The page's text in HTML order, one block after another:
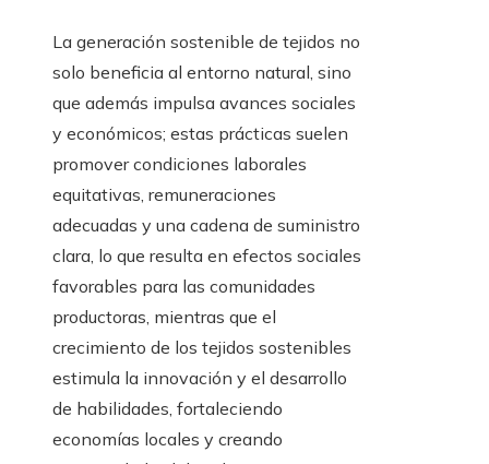
La generación sostenible de tejidos no
solo beneficia al entorno natural, sino
que además impulsa avances sociales
y económicos; estas prácticas suelen
promover condiciones laborales
equitativas, remuneraciones
adecuadas y una cadena de suministro
clara, lo que resulta en efectos sociales
favorables para las comunidades
productoras, mientras que el
crecimiento de los tejidos sostenibles
estimula la innovación y el desarrollo
de habilidades, fortaleciendo
economías locales y creando